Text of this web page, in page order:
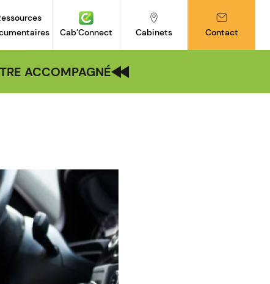
Cab’Connect Cabinets Contact
ACCOMPAGNÉ